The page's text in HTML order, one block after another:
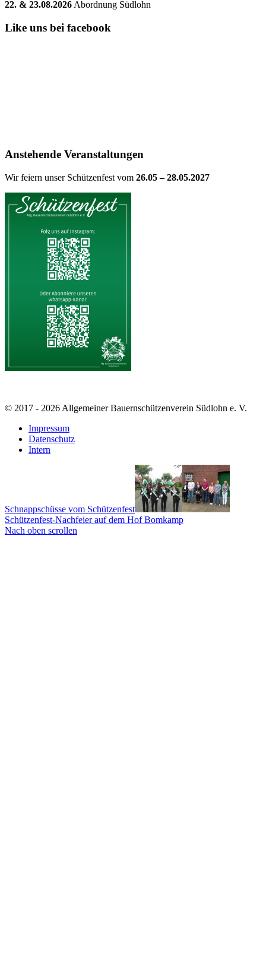
22. & 23.08.2026 Abordnung Südlohn
Like uns bei facebook
Anstehende Veranstaltungen
Wir feiern unser Schützenfest vom 26.05 – 28.05.2027
© 2017 - 2026 Allgemeiner Bauernschützenverein Südlohn e. V.
Impressum
Datenschutz
Intern
Schnappschüsse vom Schützenfest
Schützenfest-Nachfeier auf dem Hof Bomkamp
Nach oben scrollen